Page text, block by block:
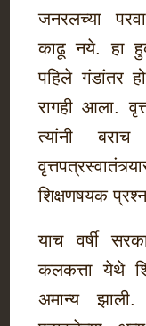
जनरलच्या
काढू नये. हा
पहिले गंडांतर
रागही आला.
त्यांनी
शिक्षणषयक
याच वर्षी
कलकत्ता येथे
अमान्य झाली.